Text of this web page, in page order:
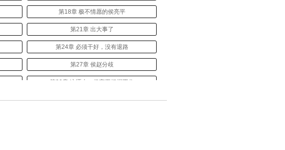
第18章 极不情愿的侯亮平
第21章 出大事了
第24章 必须干好，没有退路
第27章 侯赵分歧
第30章 这潭水，侯亮平把握不住
第33章 这事儿，你管不了